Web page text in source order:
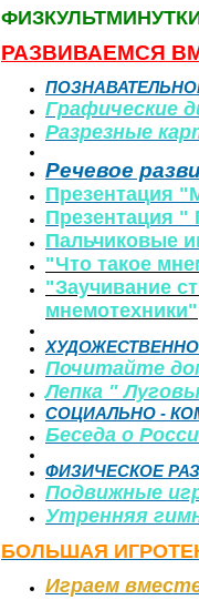
РАЗВИВАЕМСЯ
Графические
Разрезные
Речевое
Презентация
Презентация "
Пальчиковые
"Что такое
"Заучивание
мнемотехники"
Почитайте
Лепка "
СОЦИАЛЬНО -
Беседа о
ФИЗИЧЕСКОЕ
Подвижные
Утренняя
БОЛЬШАЯ
Играем